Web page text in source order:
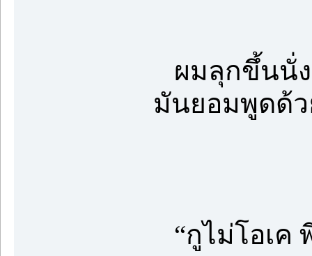
ผมลุกขึ้นนั่ง
มันยอมพูดด้ว
“กูไม่โอเค